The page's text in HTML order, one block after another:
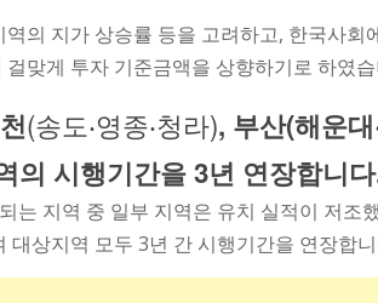
의 지가 상승률 등을 고려하고, 한국사회에
맞게 투자 기준금액을 상향하기로 하였
(송도‧영종‧청라), 부산(해운
의 시행기간을 3년 연장합니
는 지역 중 일부 지역은 유치 실적이 저조
대상지역 모두 3년 간 시행기간을 연장합